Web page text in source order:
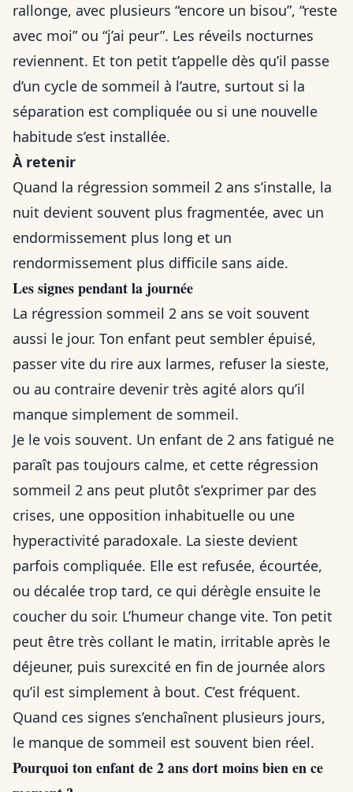
rallonge, avec plusieurs “encore un bisou”, “reste
avec moi” ou “j’ai peur”. Les réveils nocturnes
reviennent. Et ton petit t’appelle dès qu’il passe
d’un cycle de sommeil à l’autre, surtout si la
séparation est compliquée ou si une nouvelle
habitude s’est installée.
À retenir
Quand la régression sommeil 2 ans s’installe, la
nuit devient souvent plus fragmentée, avec un
endormissement plus long et un
rendormissement plus difficile sans aide.
Les signes pendant la journée
La régression sommeil 2 ans se voit souvent
aussi le jour. Ton enfant peut sembler épuisé,
passer vite du rire aux larmes, refuser la sieste,
ou au contraire devenir très agité alors qu’il
manque simplement de sommeil.
Je le vois souvent. Un enfant de 2 ans fatigué ne
paraît pas toujours calme, et cette régression
sommeil 2 ans peut plutôt s’exprimer par des
crises, une opposition inhabituelle ou une
hyperactivité paradoxale. La sieste devient
parfois compliquée. Elle est refusée, écourtée,
ou décalée trop tard, ce qui dérègle ensuite le
coucher du soir. L’humeur change vite. Ton petit
peut être très collant le matin, irritable après le
déjeuner, puis surexcité en fin de journée alors
qu’il est simplement à bout. C’est fréquent.
Quand ces signes s’enchaînent plusieurs jours,
le manque de sommeil est souvent bien réel.
Pourquoi ton enfant de 2 ans dort moins bien en ce